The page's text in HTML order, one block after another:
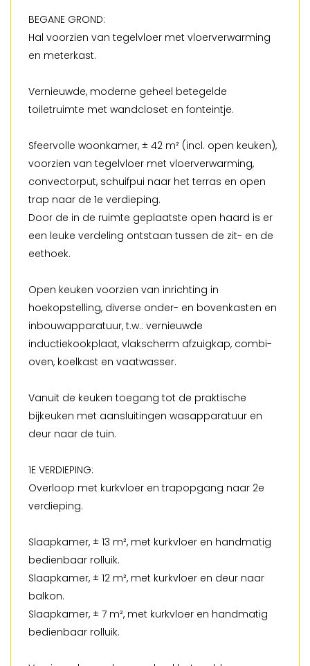
BEGANE GROND:
Hal voorzien van tegelvloer met vloerverwarming
en meterkast.
Vernieuwde, moderne geheel betegelde
toiletruimte met wandcloset en fonteintje.
Sfeervolle woonkamer, ± 42 m² (incl. open keuken),
voorzien van tegelvloer met vloerverwarming,
convectorput, schuifpui naar het terras en open
trap naar de 1e verdieping.
Door de in de ruimte geplaatste open haard is er
een leuke verdeling ontstaan tussen de zit- en de
eethoek.
Open keuken voorzien van inrichting in
hoekopstelling, diverse onder- en bovenkasten en
inbouwapparatuur, t.w.: vernieuwde
inductiekookplaat, vlakscherm afzuigkap, combi-
oven, koelkast en vaatwasser.
Vanuit de keuken toegang tot de praktische
bijkeuken met aansluitingen wasapparatuur en
deur naar de tuin.
1E VERDIEPING:
Overloop met kurkvloer en trapopgang naar 2e
verdieping.
Slaapkamer, ± 13 m², met kurkvloer en handmatig
bedienbaar rolluik.
Slaapkamer, ± 12 m², met kurkvloer en deur naar
balkon.
Slaapkamer, ± 7 m², met kurkvloer en handmatig
bedienbaar rolluik.